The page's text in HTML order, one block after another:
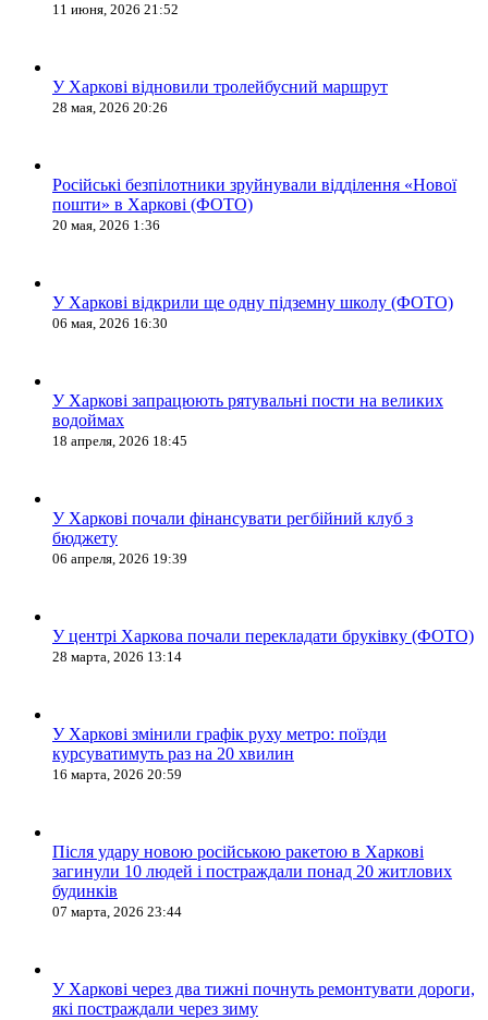
11 июня, 2026 21:52
У Харкові відновили тролейбусний маршрут
28 мая, 2026 20:26
Російські безпілотники зруйнували відділення «Нової
пошти» в Харкові (ФОТО)
20 мая, 2026 1:36
У Харкові відкрили ще одну підземну школу (ФОТО)
06 мая, 2026 16:30
У Харкові запрацюють рятувальні пости на великих
водоймах
18 апреля, 2026 18:45
У Харкові почали фінансувати регбійний клуб з
бюджету
06 апреля, 2026 19:39
У центрі Харкова почали перекладати бруківку (ФОТО)
28 марта, 2026 13:14
У Харкові змінили графік руху метро: поїзди
курсуватимуть раз на 20 хвилин
16 марта, 2026 20:59
Після удару новою російською ракетою в Харкові
загинули 10 людей і постраждали понад 20 житлових
будинків
07 марта, 2026 23:44
У Харкові через два тижні почнуть ремонтувати дороги,
які постраждали через зиму